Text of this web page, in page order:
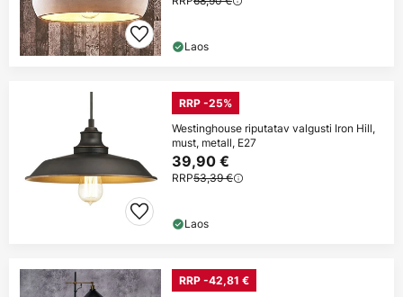
Laos
RRP -25%
Westinghouse riputatav valgusti Iron Hill,
must, metall, E27
39,90 €
RRP53,39 €
Laos
RRP -42,81 €